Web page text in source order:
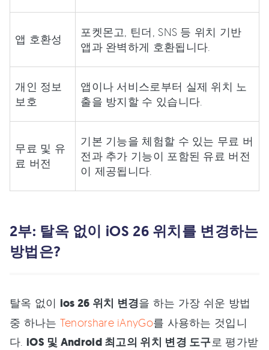
앱 호환성
포켓몬고, 틴더, SNS 등 위치 기반
앱과 완벽하게 호환됩니다.
개인 정보
보호
앱이나 서비스로부터 실제 위치 노
출을 방지할 수 있습니다.
무료 및 유
료 버전
기본 기능을 체험할 수 있는 무료 버
전과 추가 기능이 포함된 유료 버전
이 제공됩니다.
2부: 탈옥 없이 iOS 26 위치를 변경하는
방법은?
탈옥 없이 ios 26 위치 변경을 하는 가장 쉬운 방법
중 하나는 Tenorshare iAnyGo를 사용하는 것입니
다. iOS 및 Android 최고의 위치 변경 도구로 평가받